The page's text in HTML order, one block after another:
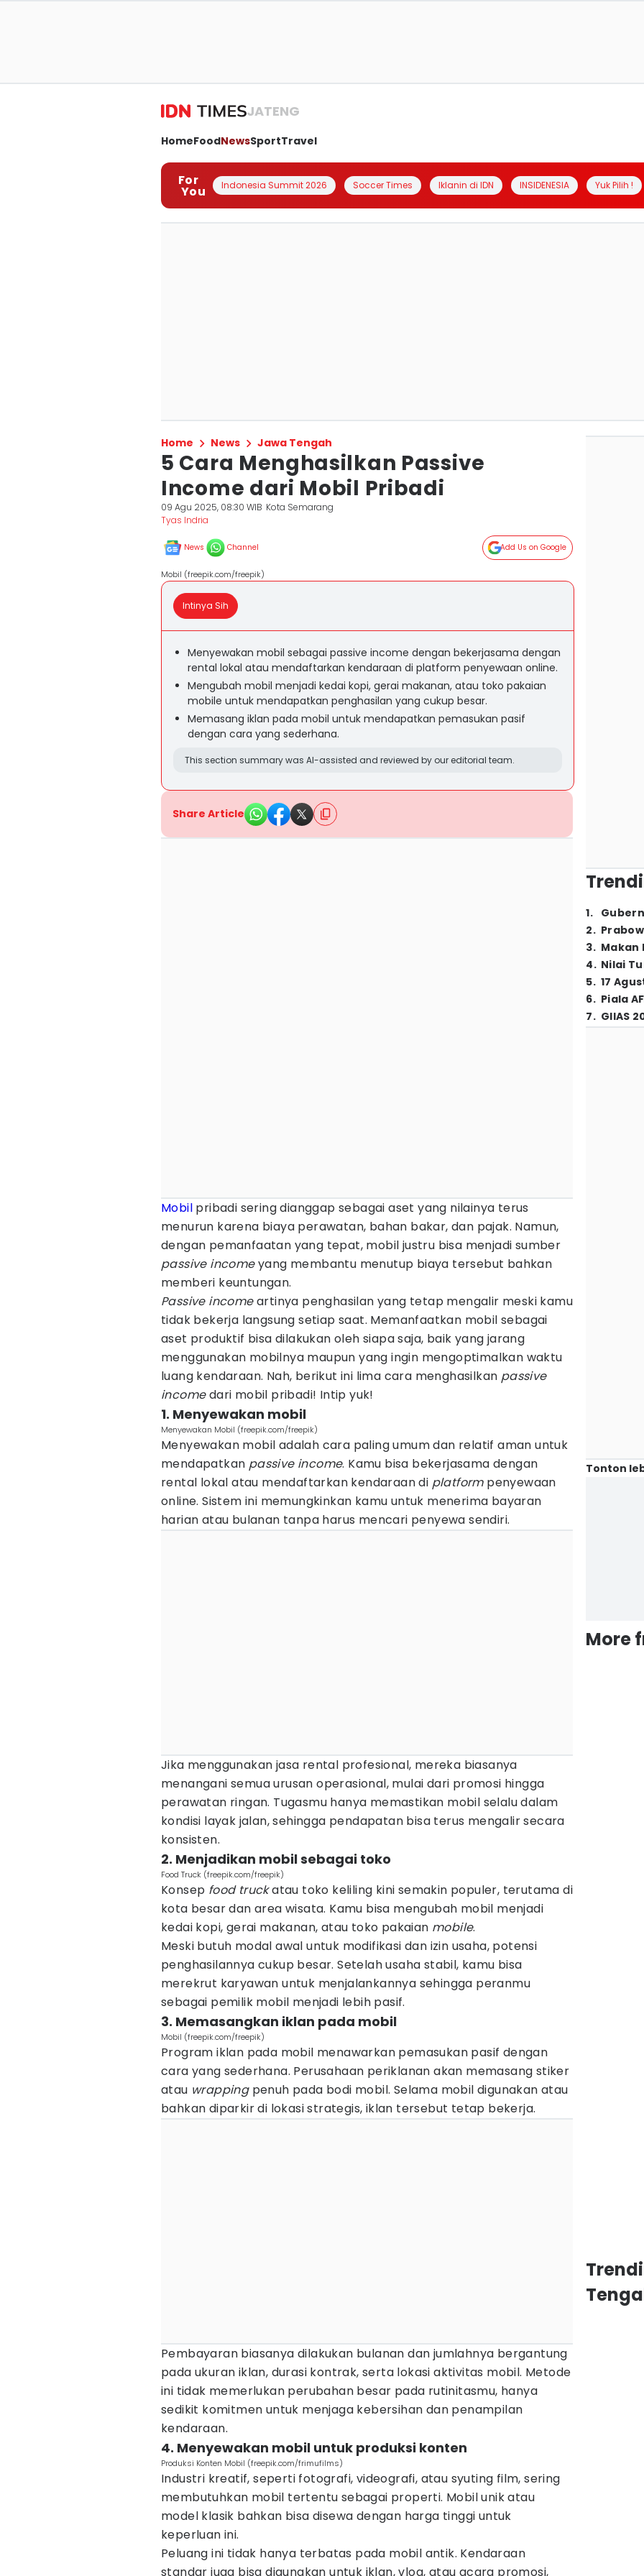
JATENG
HomeFoodNewsSportTravel
For
You Indonesia Summit 2026 Soccer Times Iklanin di IDN INSIDENESIA Yuk Pilih !
Home News Jawa Tengah
5 Cara Menghasilkan Passive
Income dari Mobil Pribadi
09 Agu 2025, 08:30 WIB Kota Semarang
Tyas Indria
News Channel Add Us on Google
Mobil (freepik.com/freepik)
Intinya Sih
Menyewakan mobil sebagai passive income dengan bekerjasama dengan
rental lokal atau mendaftarkan kendaraan di platform penyewaan online.
Mengubah mobil menjadi kedai kopi, gerai makanan, atau toko pakaian
mobile untuk mendapatkan penghasilan yang cukup besar.
Memasang iklan pada mobil untuk mendapatkan pemasukan pasif
dengan cara yang sederhana.
This section summary was AI-assisted and reviewed by our editorial team.
Share Article
Mobil pribadi sering dianggap sebagai aset yang nilainya terus
menurun karena biaya perawatan, bahan bakar, dan pajak. Namun,
dengan pemanfaatan yang tepat, mobil justru bisa menjadi sumber
passive incomeyang membantu menutup biaya tersebut bahkan
memberi keuntungan.
Passive incomeartinya penghasilan yang tetap mengalir meski kamu
tidak bekerja langsung setiap saat. Memanfaatkan mobil sebagai
aset produktif bisa dilakukan oleh siapa saja, baik yang jarang
menggunakan mobilnya maupun yang ingin mengoptimalkan waktu
luang kendaraan. Nah, berikut ini lima cara menghasilkan passive
incomedari mobil pribadi! Intip yuk!
1. Menyewakan mobil
Menyewakan Mobil (freepik.com/freepik)
Menyewakan mobil adalah cara paling umum dan relatif aman untuk
mendapatkan passive income. Kamu bisa bekerjasama dengan
rental lokal atau mendaftarkan kendaraan di platformpenyewaan
online. Sistem ini memungkinkan kamu untuk menerima bayaran
harian atau bulanan tanpa harus mencari penyewa sendiri.
Jika menggunakan jasa rental profesional, mereka biasanya
menangani semua urusan operasional, mulai dari promosi hingga
perawatan ringan. Tugasmu hanya memastikan mobil selalu dalam
kondisi layak jalan, sehingga pendapatan bisa terus mengalir secara
konsisten.
2. Menjadikan mobil sebagai toko
Food Truck (freepik.com/freepik)
Konsep food truckatau toko keliling kini semakin populer, terutama di
kota besar dan area wisata. Kamu bisa mengubah mobil menjadi
kedai kopi, gerai makanan, atau toko pakaian mobile.
Meski butuh modal awal untuk modifikasi dan izin usaha, potensi
penghasilannya cukup besar. Setelah usaha stabil, kamu bisa
merekrut karyawan untuk menjalankannya sehingga peranmu
sebagai pemilik mobil menjadi lebih pasif.
3. Memasangkan iklan pada mobil
Mobil (freepik.com/freepik)
Program iklan pada mobil menawarkan pemasukan pasif dengan
cara yang sederhana. Perusahaan periklanan akan memasang stiker
atau wrappingpenuh pada bodi mobil. Selama mobil digunakan atau
bahkan diparkir di lokasi strategis, iklan tersebut tetap bekerja.
Pembayaran biasanya dilakukan bulanan dan jumlahnya bergantung
pada ukuran iklan, durasi kontrak, serta lokasi aktivitas mobil. Metode
ini tidak memerlukan perubahan besar pada rutinitasmu, hanya
sedikit komitmen untuk menjaga kebersihan dan penampilan
kendaraan.
4. Menyewakan mobil untuk produksi konten
Produksi Konten Mobil (freepik.com/frimufilms)
Industri kreatif, seperti fotografi, videografi, atau syuting film, sering
membutuhkan mobil tertentu sebagai properti. Mobil unik atau
model klasik bahkan bisa disewa dengan harga tinggi untuk
keperluan ini.
Peluang ini tidak hanya terbatas pada mobil antik. Kendaraan
standar juga bisa digunakan untuk iklan, vlog, atau acara promosi,
1.
2.
3. Makan
4. Nilai
5. 17
6. Piala
7. GIIAS
Tonton
More